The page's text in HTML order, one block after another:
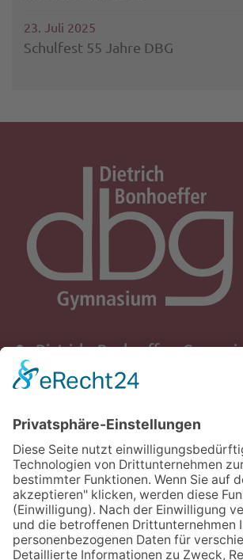
23. Juli 2025
Schulfest 55 Jahre DBG
Dietrich - Bonhoeffer -
Schule der Stadt Quickborn
25451 Quickborn
+49 (0) 4106 - 65 82 91
+49 (0) 4106 - 65 82 93